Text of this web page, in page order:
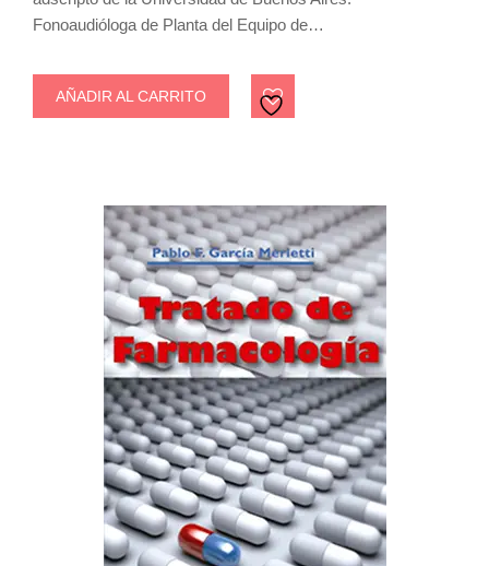
Fonoaudióloga de Planta del Equipo de…
AÑADIR AL CARRITO